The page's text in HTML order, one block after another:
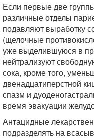
Если первые две
различные отделы
подавляют выработку
(щелочные
уже выделившуюся в
нейтрализуют
сока, кроме того,
двенадцатиперстной
спазм и
время эвакуации
Антацидные
подразделять на